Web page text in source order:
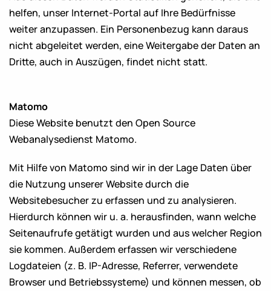
helfen, unser Internet-Portal auf Ihre Bedürfnisse
weiter anzupassen. Ein Personenbezug kann daraus
nicht abgeleitet werden, eine Weitergabe der Daten an
Dritte, auch in Auszügen, findet nicht statt.
Matomo
Diese Website benutzt den Open Source
Webanalysedienst Matomo.
Mit Hilfe von Matomo sind wir in der Lage Daten über
die Nutzung unserer Website durch die
Websitebesucher zu erfassen und zu analysieren.
Hierdurch können wir u. a. herausfinden, wann welche
Seitenaufrufe getätigt wurden und aus welcher Region
sie kommen. Außerdem erfassen wir verschiedene
Logdateien (z. B. IP-Adresse, Referrer, verwendete
Browser und Betriebssysteme) und können messen, ob